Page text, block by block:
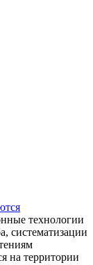
технологии
систематизации
на территории